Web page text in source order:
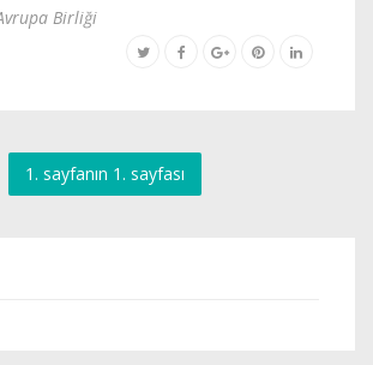
Birliği
1. sayfanın 1. sayfası